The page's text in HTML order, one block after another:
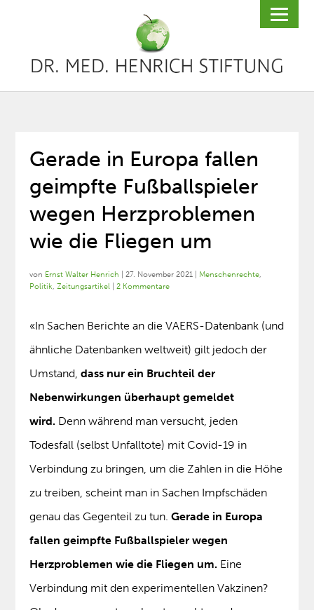
Gerade in Europa fallen
geimpfte Fußballspieler
wegen Herzproblemen
wie die Fliegen um
von Ernst Walter Henrich |27. November 2021 Menschenrechte,
Politik,Zeitungsartikel |2 Kommentare
«In Sachen Berichte an die VAERS-Datenbank (und
ähnliche Datenbanken weltweit) gilt jedoch der
Umstand,dass nur ein Bruchteil der
Nebenwirkungen überhaupt gemeldet
wird. Denn während man versucht, jeden
Todesfall (selbst Unfalltote) mit Covid-19 in
Verbindung zu bringen, um die Zahlen in die Höhe
zu treiben, scheint man in Sachen Impfschäden
genau das Gegenteil zu tun.Gerade in Europa
fallen geimpfte Fußballspieler wegen
Herzproblemen wie die Fliegen um. Eine
Verbindung mit den experimentellen Vakzinen?